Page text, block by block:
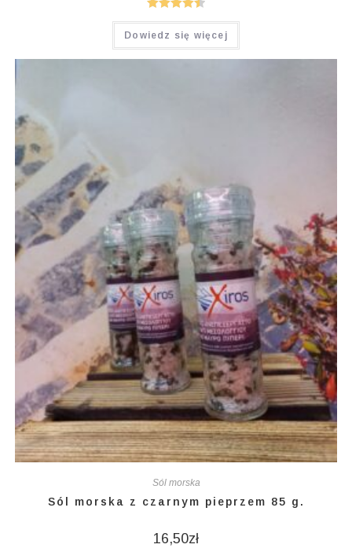
Oceniono
4.50 na 5
Dowiedz się więcej
Sól morska
Sól morska z czarnym pieprzem 85 g.
16,50zł